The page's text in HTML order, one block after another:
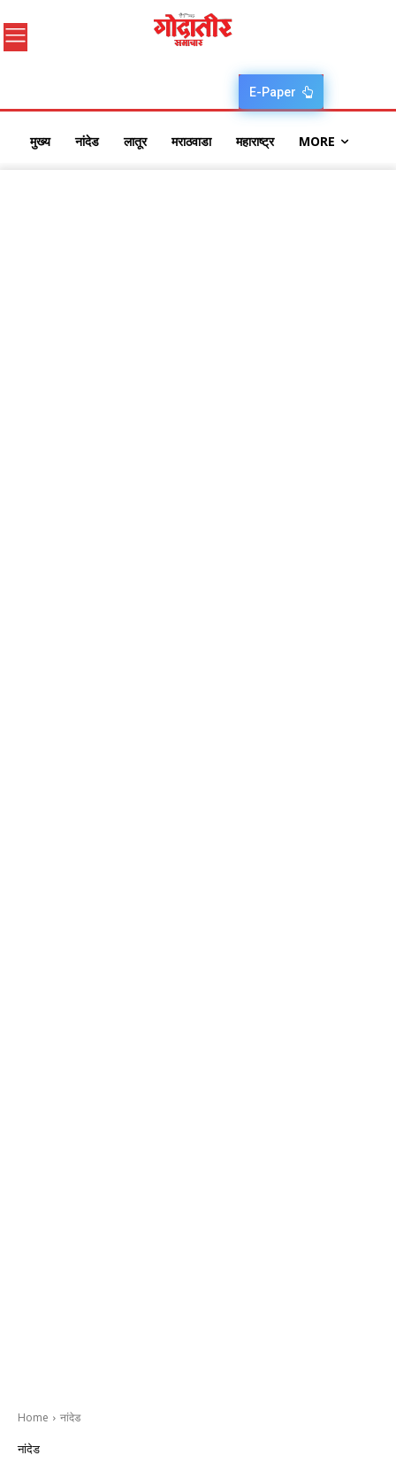
E-Paper
मुख्य नांदेड लातूर मराठवाडा महाराष्ट्र MORE
Home नांदेड
नांदेड